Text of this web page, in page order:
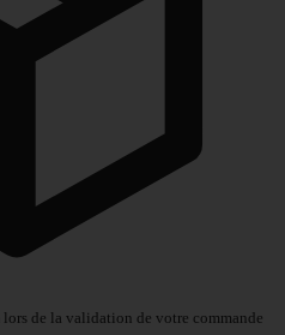
lors de la validation de votre commande